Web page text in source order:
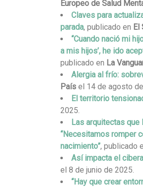
Europeo de Salud
Claves para
parada, publicado en El
“Cuando nació mi
a mis hijos’, he ido
publicado en La
Alergia al frío:
País el 14 de agosto
El territorio
2025.
Las arquitectas que
“Necesitamos romper
nacimiento”, publicado
Así impacta el
el 8 de junio de 2025.
“Hay que crear